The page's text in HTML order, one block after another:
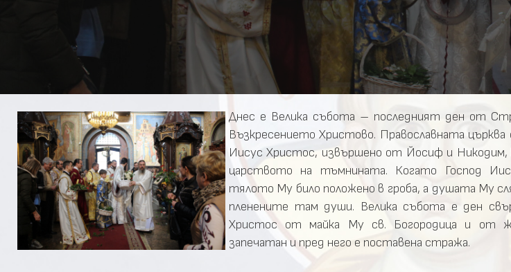
Днес e Велика събота – последният ден от
Възкресението Христово. Православната църква
Иисус Христос, извършено от Йосиф и Никодим,
царството на тъмнината. Когато Господ
тялото Му било положено в гроба, а душата Му
пленените там души. Велика събота е ден
Христос от майка Му св. Богородица и от
запечатан и пред него е поставена стража.